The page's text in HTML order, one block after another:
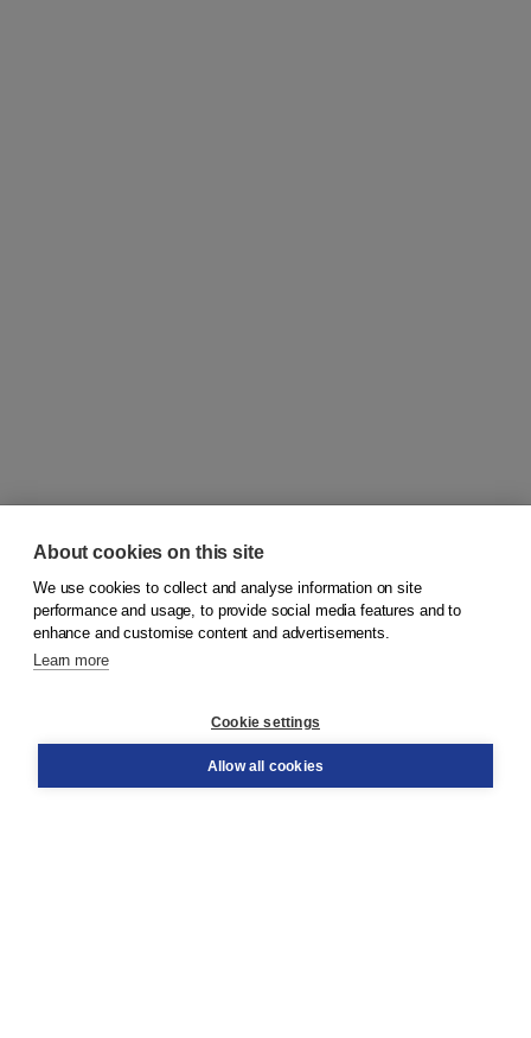
© 2026Koninklijke Boom uitgevers
Order
About cookies on this site
We use cookies to collect and analyse information on site
performance and usage, to provide social media features and to
enhance and customise content and advertisements.
Learn more
Cookie settings
Allow all cookies